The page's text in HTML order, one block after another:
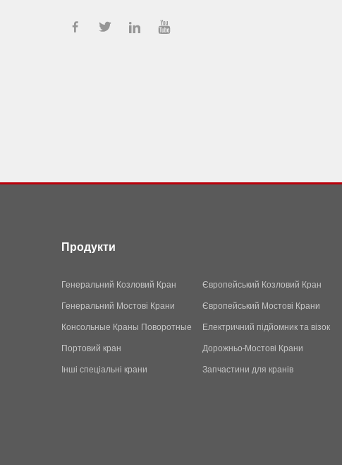
Продукти
Генеральний Козловий Кран Європейський Козловий Кран
Генеральний Мостові Крани Європейський Мостові Крани
Консольные Краны Поворотные Електричний підйомник та візок
Портовий кран Дорожньо-Мостові Крани
Інші спеціальні крани Запчастини для кранів